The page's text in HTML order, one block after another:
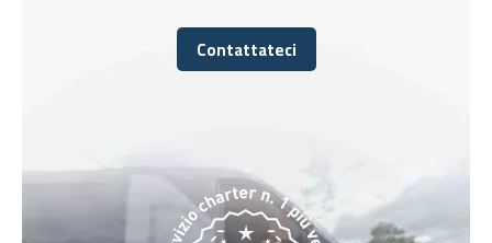
Contattateci
Contattateci